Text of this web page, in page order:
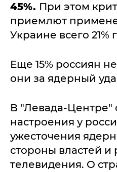
45%. При этом
приемлют
Украине всего
Еще 15% россиян
они за ядерный
В "Левада-Центре"
настроения у
ужесточения
стороны властей и
телевидения. О